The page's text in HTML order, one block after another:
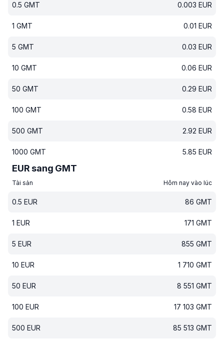
0.5 GMT 0.003 EUR
1 GMT 0.01 EUR
5 GMT 0.03 EUR
10 GMT 0.06 EUR
50 GMT 0.29 EUR
100 GMT 0.58 EUR
500 GMT 2.92 EUR
1000 GMT 5.85 EUR
EUR sang GMT
Tài sản Hôm nay vào lúc
0.5 EUR 86 GMT
1 EUR 171 GMT
5 EUR 855 GMT
10 EUR 1 710 GMT
50 EUR 8 551 GMT
100 EUR 17 103 GMT
500 EUR 85 513 GMT